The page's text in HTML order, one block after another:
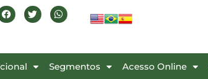
Segmentos Acesso Online